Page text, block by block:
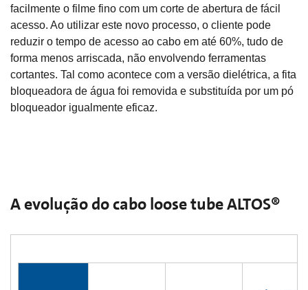
facilmente o filme fino com um corte de abertura de fácil
acesso. Ao utilizar este novo processo, o cliente pode
reduzir o tempo de acesso ao cabo em até 60%, tudo de
forma menos arriscada, não envolvendo ferramentas
cortantes. Tal como acontece com a versão dielétrica, a fita
bloqueadora de água foi removida e substituída por um pó
bloqueador igualmente eficaz.
A evolução do cabo loose tube ALTOS®